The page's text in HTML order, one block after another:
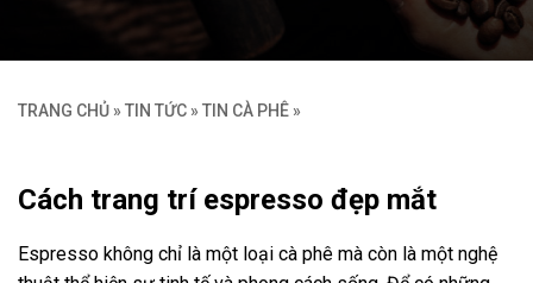
TRANG CHỦ » TIN TỨC » TIN CÀ PHÊ »
Cách trang trí espresso đẹp mắt
Espresso không chỉ là một loại cà phê mà còn là một nghệ